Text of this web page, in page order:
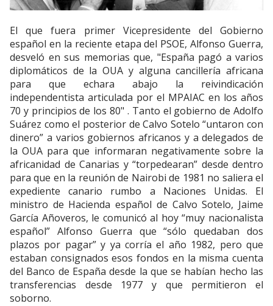
El que fuera primer Vicepresidente del Gobierno
español en la reciente etapa del PSOE, Alfonso Guerra,
desveló en sus memorias que, "España pagó a varios
diplomáticos de la OUA y alguna cancillería africana
para que echara abajo la reivindicación
independentista articulada por el MPAIAC en los años
70 y principios de los 80" . Tanto el gobierno de Adolfo
Suárez como el posterior de Calvo Sotelo “untaron con
dinero” a varios gobiernos africanos y a delegados de
la OUA para que informaran negativamente sobre la
africanidad de Canarias y “torpedearan” desde dentro
para que en la reunión de Nairobi de 1981 no saliera el
expediente canario rumbo a Naciones Unidas. El
ministro de Hacienda español de Calvo Sotelo, Jaime
García Añoveros, le comunicó al hoy “muy nacionalista
español” Alfonso Guerra que “sólo quedaban dos
plazos por pagar” y ya corría el año 1982, pero que
estaban consignados esos fondos en la misma cuenta
del Banco de España desde la que se habían hecho las
transferencias desde 1977 y que permitieron el
soborno.